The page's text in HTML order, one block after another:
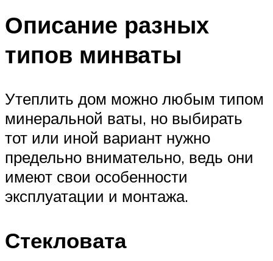
Описание разных
типов минваты
Утеплить дом можно любым типом
минеральной ваты, но выбирать
тот или иной вариант нужно
предельно внимательно, ведь они
имеют свои особенности
эксплуатации и монтажа.
Стекловата